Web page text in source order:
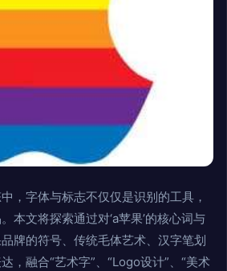
，字体与标志不仅仅是识别的工具，
本文将探索通过对‘a苹果’的核心词与
牌的符号、传统毛体艺术、汉字笔划
，融合“艺术字”、“Logo设计”、“美术